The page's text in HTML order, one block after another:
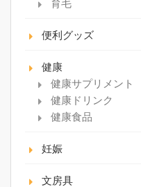
育毛
便利グッズ
健康
健康サプリメント
健康ドリンク
健康食品
妊娠
文房具